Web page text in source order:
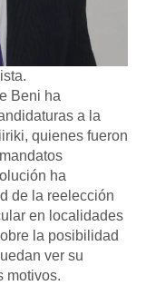
Beni ha
a la
quienes fueron
ha
de la reelección
en localidades
la posibilidad
ver su
motivos.